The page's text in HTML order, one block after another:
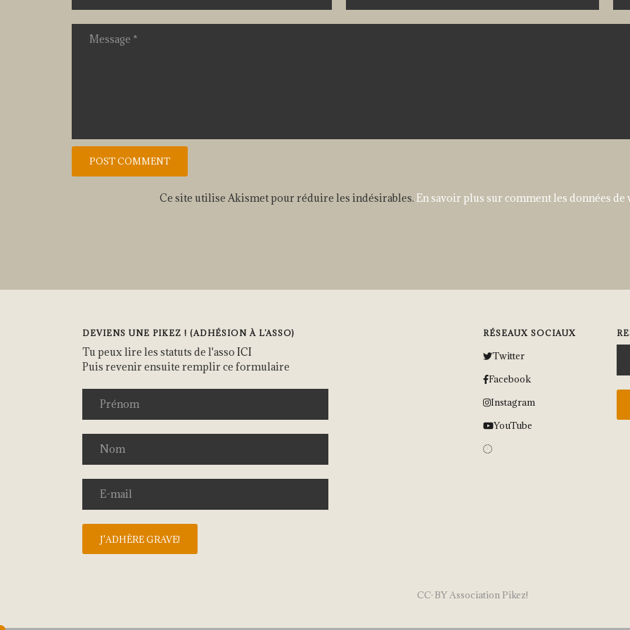
Ce site utilise Akismet pour réduire les indésirables. En savoir plus sur comment les données
DEVIENS UNE PIKEZ ! (ADHÉSION À L’ASSO)
Tu peux lire les statuts de l'asso ICI
Puis revenir ensuite remplir ce formulaire
RÉSEAUX SOCIAUX
Twitter
Facebook
Instagram
YouTube
CC-BY Association Pikez!